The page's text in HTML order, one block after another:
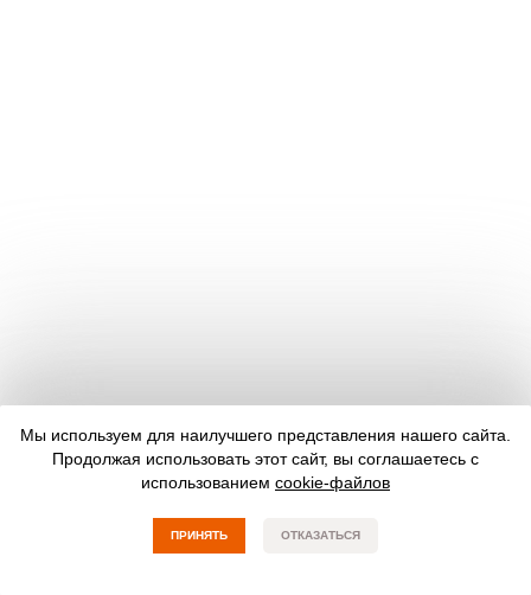
Мы используем для наилучшего представления нашего сайта.
Продолжая использовать этот сайт, вы соглашаетесь с
использованием cookie-файлов
ПРИНЯТЬ ОТКАЗАТЬСЯ